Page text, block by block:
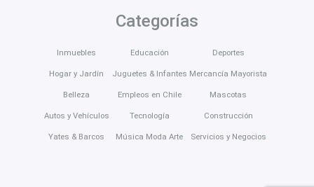
Categorías
Inmuebles
Hogar y Jardín
Belleza
Autos y Vehículos
Yates & Barcos
Educación
Juguetes & Infantes
Empleos en Chile
Tecnología
Música Moda Arte
Deportes
Mercancía Mayorista
Mascotas
Construcción
Servicios y Negocios